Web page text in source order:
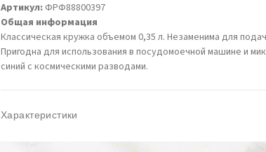
Артикул: ФРФ88800397
Общая информация
Классическая кружка объемом 0,35 л. Незаменима для
Пригодна для использования в посудомоечной машине и
синий с космическими разводами.
Характеристики